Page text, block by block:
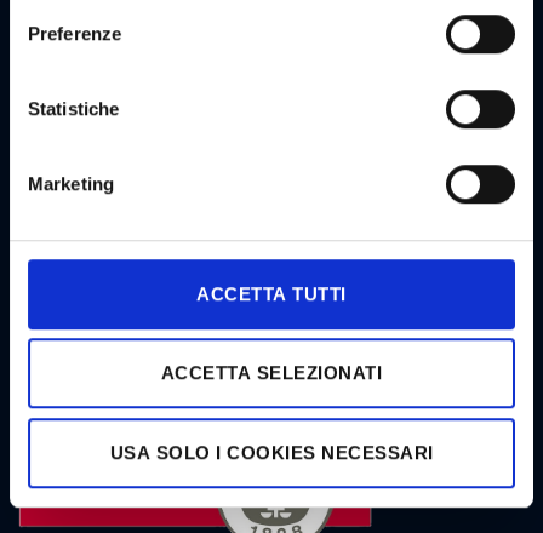
Preferenze
Statistiche
Marketing
ACCETTA TUTTI
ACCETTA SELEZIONATI
USA SOLO I COOKIES NECESSARI
NEWSLETTER GOODSTAR